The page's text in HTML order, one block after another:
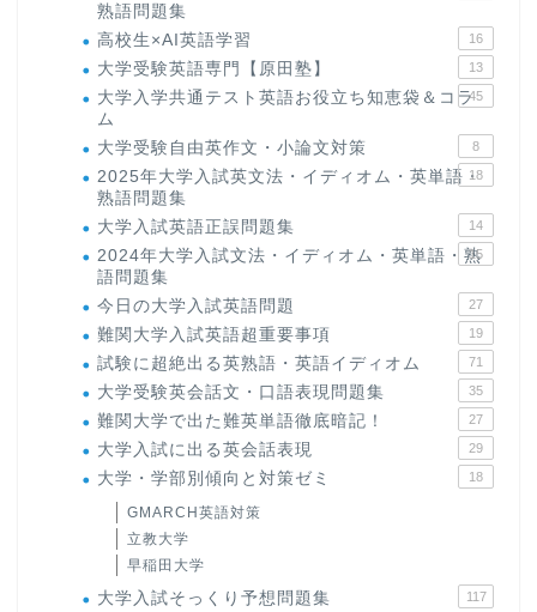
熟語問題集
高校生×AI英語学習 16
大学受験英語専門【原田塾】 13
大学入学共通テスト英語お役立ち知恵袋＆コラ
ム
45
大学受験自由英作文・小論文対策 8
2025年大学入試英文法・イディオム・英単語・
熟語問題集
18
大学入試英語正誤問題集 14
2024年大学入試文法・イディオム・英単語・熟
語問題集
15
今日の大学入試英語問題 27
難関大学入試英語超重要事項 19
試験に超絶出る英熟語・英語イディオム 71
大学受験英会話文・口語表現問題集 35
難関大学で出た難英単語徹底暗記！ 27
大学入試に出る英会話表現 29
大学・学部別傾向と対策ゼミ 18
GMARCH英語対策
立教大学
早稲田大学
大学入試そっくり予想問題集 117